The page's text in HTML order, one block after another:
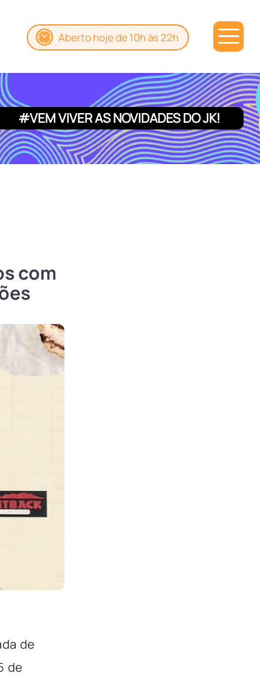
Aberto hoje de 10h às 22h
#VEM VIVER AS NOVIDADES DO JK!
com
de
de